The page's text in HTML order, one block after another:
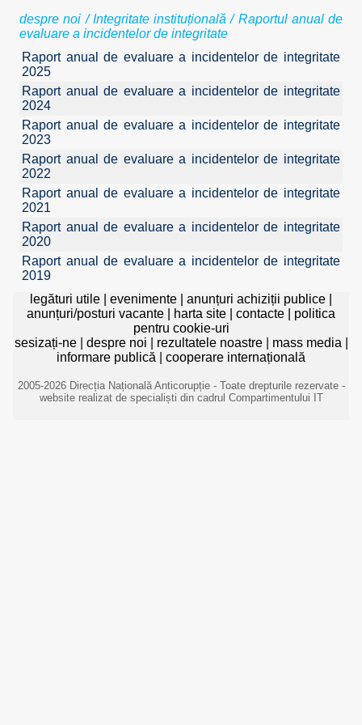
despre noi /Integritate instituțională / Raportul anual de
evaluare a incidentelor de integritate
Raport anual de evaluare a incidentelor de integritate
2025
Raport anual de evaluare a incidentelor de integritate
2024
Raport anual de evaluare a incidentelor de integritate
2023
Raport anual de evaluare a incidentelor de integritate
2022
Raport anual de evaluare a incidentelor de integritate
2021
Raport anual de evaluare a incidentelor de integritate
2020
Raport anual de evaluare a incidentelor de integritate
2019
legături utile
evenimente anunțuri achiziții publice
anunțuri/posturi vacante
harta site contacte
politica
pentru cookie-uri
sesizați-ne| despre noi rezultatele noastre| mass media
informare publică
cooperare internațională
2005-2026 Direcția Națională Anticorupție - Toate drepturile rezervate -
website realizat de specialiști din cadrul Compartimentului IT